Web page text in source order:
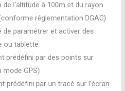
l’altitude à 100m et du rayon
réglementation DGAC)
de paramétrer et activer des
ou tablette.
prédéfini par des points sur
mode GPS)
prédéfini par un tracé sur l’écran